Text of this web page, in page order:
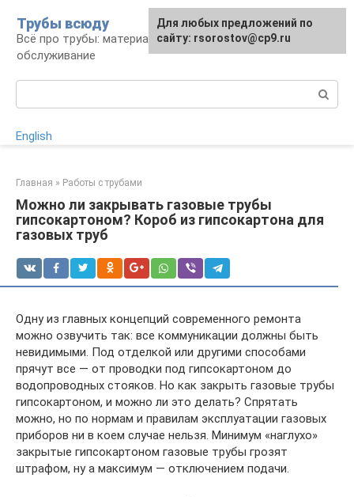
контенту
Трубы всюду
Всё про трубы: материалы, монтаж и
обслуживание
English
Главная » Работы с трубами
Можно ли закрывать газовые трубы
гипсокартоном? Короб из гипсокартона для
газовых труб
Одну из главных концепций современного ремонта
можно озвучить так: все коммуникации должны быть
невидимыми. Под отделкой или другими способами
прячут все — от проводки под гипсокартоном до
водопроводных стояков. Но как закрыть газовые трубы
гипсокартоном, и можно ли это делать? Спрятать
можно, но по нормам и правилам эксплуатации газовых
приборов ни в коем случае нельзя. Минимум «наглухо»
закрытые гипсокартоном газовые трубы грозят
штрафом, ну а максимум — отключением подачи.
Для любых предложений по
сайту: rsorostov@cp9.ru